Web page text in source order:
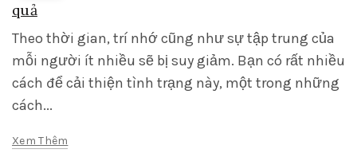
quả
Theo thời gian, trí nhớ cũng như sự tập trung của
mỗi người ít nhiều sẽ bị suy giảm. Bạn có rất nhiều
cách để cải thiện tình trạng này, một trong những
cách...
Xem Thêm